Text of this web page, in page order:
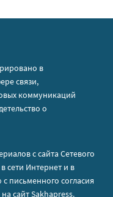
в
связи,
коммуникаций
о
с сайта Сетевого
сети Интернет и в
письменного согласия
сайт Sakhapress.